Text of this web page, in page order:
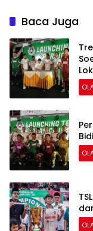
Banding
Baca Juga